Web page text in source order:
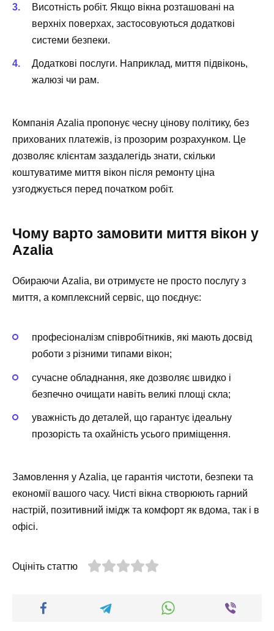
Висотність робіт. Якщо вікна розташовані на
верхніх поверхах, застосовуються додаткові
системи безпеки.
Додаткові послуги. Наприклад, миття підвіконь,
жалюзі чи рам.
Компанія Azalia пропонує чесну цінову політику, без
прихованих платежів, із прозорим розрахунком. Це
дозволяє клієнтам заздалегідь знати, скільки
коштуватиме миття вікон після ремонту ціна
узгоджується перед початком робіт.
Чому варто замовити миття вікон у
Azalia
Обираючи Azalia, ви отримуєте не просто послугу з
миття, а комплексний сервіс, що поєднує:
професіоналізм співробітників, які мають досвід
роботи з різними типами вікон;
сучасне обладнання, яке дозволяє швидко і
безпечно очищати навіть великі площі скла;
уважність до деталей, що гарантує ідеальну
прозорість та охайність усього приміщення.
Замовлення у Azalia, це гарантія чистоти, безпеки та
економії вашого часу. Чисті вікна створюють гарний
настрій, позитивний імідж та комфорт як вдома, так і в
офісі.
Оцініть статтю